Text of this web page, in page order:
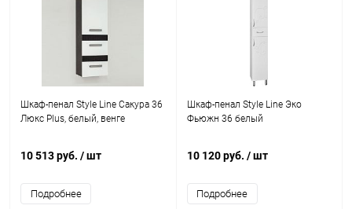
Шкаф-пенал Style Line Сакура 36
Люкс Plus, белый, венге
10 513 руб. / шт
Подробнее
Шкаф-пенал Style Line Эко
Фьюжн 36 белый
10 120 руб. / шт
Подробнее